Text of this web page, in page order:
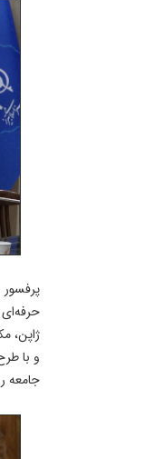
حرفه‌ای
ژاپن،
و با
جامعه